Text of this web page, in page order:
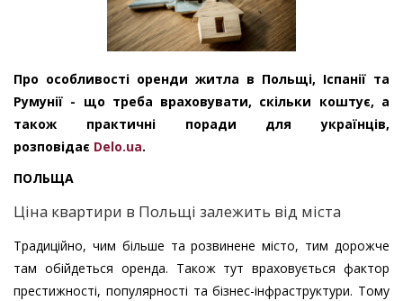
Про особливості оренди житла в Польщі, Іспанії та
Румунії - що треба враховувати, скільки коштує, а
також практичні поради для українців,
розповідає Delo.ua.
ПОЛЬЩА
Ціна квартири в Польщі залежить від міста
Традиційно, чим більше та розвинене місто, тим дорожче
там обійдеться оренда. Також тут враховується фактор
престижності, популярності та бізнес-інфраструктури. Тому